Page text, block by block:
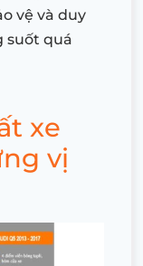
vệ và duy
suốt quá
xe
vị